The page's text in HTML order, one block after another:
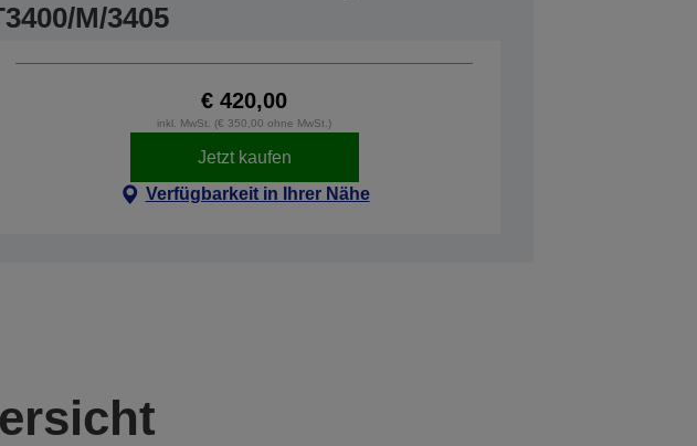
M/3405
€ 420,00
inkl. MwSt. (€ 350,00 ohne MwSt.)
Jetzt kaufen
Verfügbarkeit in Ihrer Nähe